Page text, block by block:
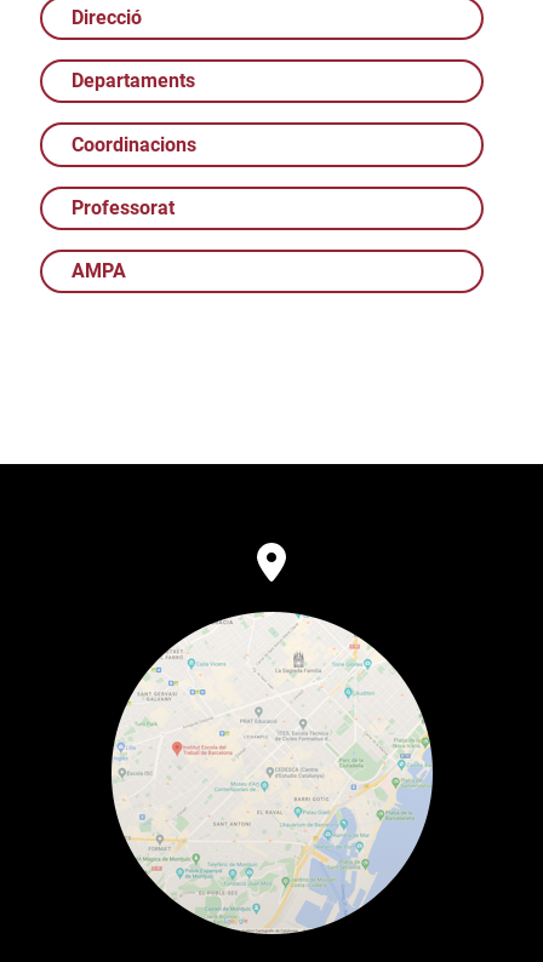
Direcció
Departaments
Coordinacions
Professorat
AMPA